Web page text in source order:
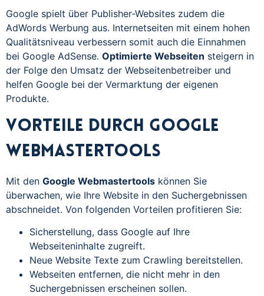
Google spielt über Publisher-Websites zudem die
AdWords Werbung aus. Internetseiten mit einem hohen
Qualitätsniveau verbessern somit auch die Einnahmen
bei Google AdSense. Optimierte Webseiten steigern in
der Folge den Umsatz der Webseitenbetreiber und
helfen Google bei der Vermarktung der eigenen
Produkte.
Vorteile durch Google
Webmastertools
Mit den Google Webmastertools können Sie
überwachen, wie Ihre Website in den Suchergebnissen
abschneidet. Von folgenden Vorteilen profitieren Sie:
Sicherstellung, dass Google auf Ihre
Webseiteninhalte zugreift.
Neue Website Texte zum Crawling bereitstellen.
Webseiten entfernen, die nicht mehr in den
Suchergebnissen erscheinen sollen.